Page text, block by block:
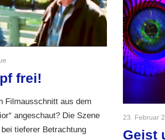
frei!
Filmausschnitt aus dem
angeschaut? Die Szene
tieferer Betrachtung
23. Februar
Geist